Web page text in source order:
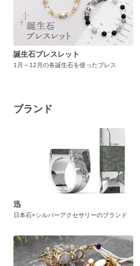
誕生石ブレスレット
1月～12月の各誕生石を使ったブレス
ブランド
迅
日本石×シルバーアクセサリーのブランド